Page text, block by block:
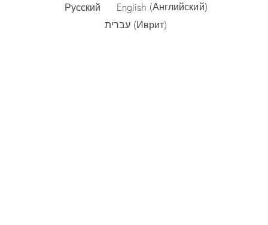
Русский English (Английский)
עברית (Иврит)